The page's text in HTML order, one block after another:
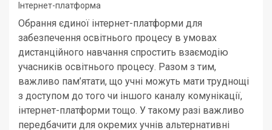
Інтернет-платформа
Обрання єдиної інтернет-платформи для
забезпечення освітнього процесу в умовах
дистанційного навчання спростить взаємодію
учасників освітнього процесу. Разом з тим,
важливо пам’ятати, що учні можуть мати труднощі
з доступом до того чи іншого каналу комунікації,
інтернет-платформи тощо. У такому разі важливо
передбачити для окремих учнів альтернативні